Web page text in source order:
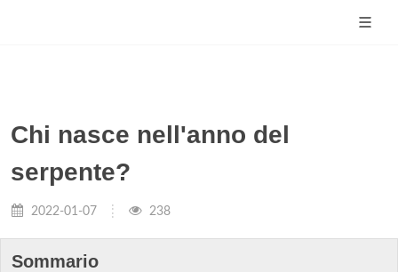
Chi nasce nell'anno del
serpente?
2022-01-07 238
Sommario